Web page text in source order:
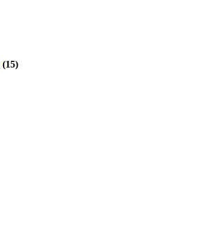
(15)